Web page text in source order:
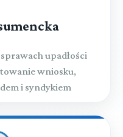
upadłości
wniosku,
i syndykiem